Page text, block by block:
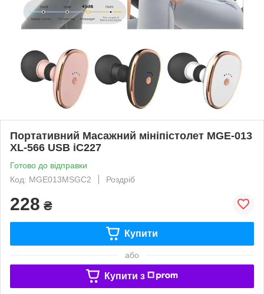
Портативний Масажний мініпістолет MGE-013
XL-566 USB iC227
Готово до відправки
Код: MGE013MSGC2
Роздріб
228 ₴
Купити
або
Купити з